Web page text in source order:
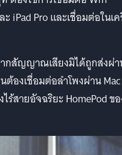
ะ iPad Pro และเชื่อมต่อในเ
กสัญญาณเสียงมิได้ถูกส่งผ่
ต้องเชื่อมต่อลำโพงผ่าน Mac
ร้สายอัจฉริยะ HomePod ข